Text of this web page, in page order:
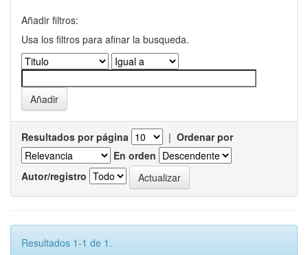
Añadir filtros:
Usa los filtros para afinar la busqueda.
Resultados por página | Ordenar por
En orden
Autor/registro
Resultados 1-1 de 1.